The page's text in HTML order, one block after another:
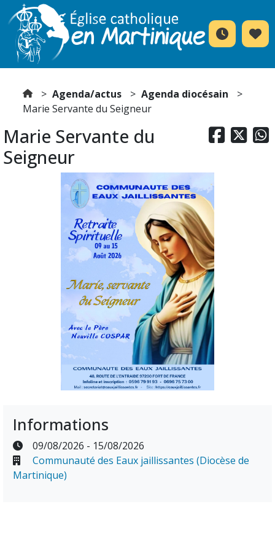
Agenda/actus
Agenda diocésain
Marie Servante du Seigneur
  
Marie Servante du
Seigneur
Informations
09/08/2026 - 15/08/2026
Communauté des Eaux jaillissantes (Diocèse de
Martinique)